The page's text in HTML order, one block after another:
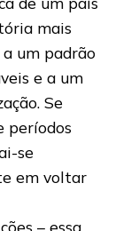
mais
um padrão
e a um
Se
períodos
se
em voltar
– essa